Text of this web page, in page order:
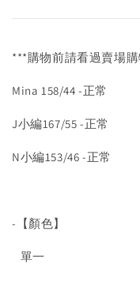
***購物前請看過賣場
Mina 158/44 -正常
J小編167/55 -正常
N小編153/46 -正常
-【顏色】
單一